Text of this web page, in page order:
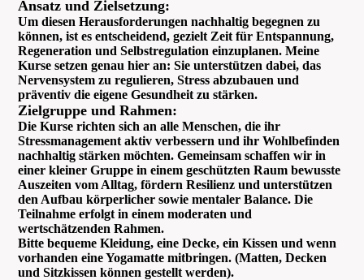
Ansatz und Zielsetzung:
Um diesen Herausforderungen nachhaltig begegnen zu
können, ist es entscheidend, gezielt Zeit für Entspannung,
Regeneration und Selbstregulation einzuplanen. Meine
Kurse setzen genau hier an: Sie unterstützen dabei, das
Nervensystem zu regulieren, Stress abzubauen und
präventiv die eigene Gesundheit zu stärken.
Zielgruppe und Rahmen:
Die Kurse richten sich an alle Menschen, die ihr
Stressmanagement aktiv verbessern und ihr Wohlbefinden
nachhaltig stärken möchten. Gemeinsam schaffen wir in
einer kleiner Gruppe in einem geschützten Raum bewusste
Auszeiten vom Alltag, fördern Resilienz und unterstützen
den Aufbau körperlicher sowie mentaler Balance. Die
Teilnahme erfolgt in einem moderaten und
wertschätzenden Rahmen.
Bitte bequeme Kleidung, eine Decke, ein Kissen und wenn
vorhanden eine Yogamatte mitbringen. (Matten, Decken
und Sitzkissen können gestellt werden).